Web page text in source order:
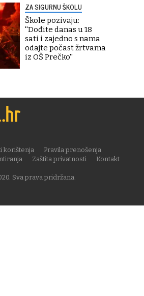
ZA SIGURNU ŠKOLU
Škole pozivaju:
''Dođite danas u 18
sati i zajedno s nama
odajte počast žrtvama
iz OŠ Prečko''
Sva prava pridržana.
korištenja
Pravila prenošenja
Zaštita privatnosti
Kontakt